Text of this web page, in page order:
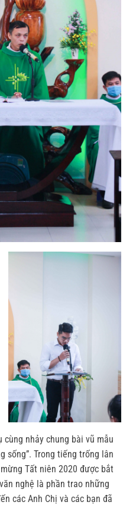
nhảy chung bài vũ mẫu
sống”. Trong tiếng trống lân
Tất niên 2020 được bắt
nghệ là phần trao những
các Anh Chị và các bạn đã